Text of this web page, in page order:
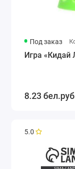
Под заказ
Игра «Кидай
8.23
5.0